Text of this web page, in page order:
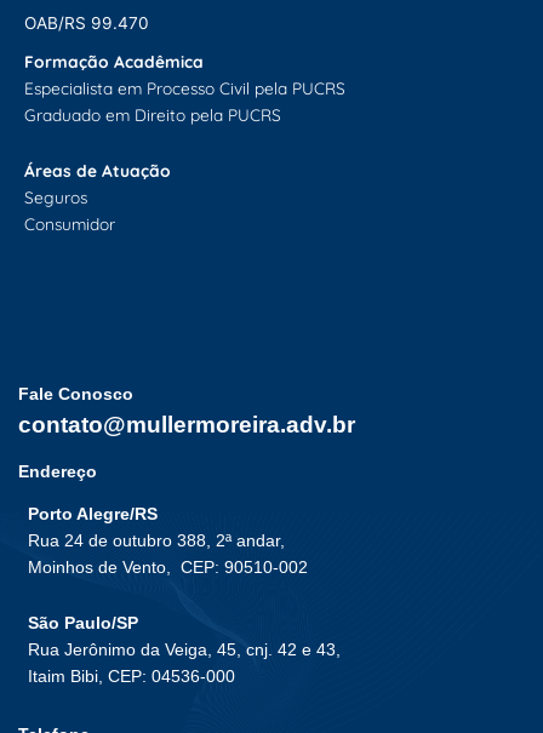
OAB/RS 99.470
Formação Acadêmica
Especialista em Processo Civil pela PUCRS
Graduado em Direito pela PUCRS
Áreas de Atuação
Seguros
Consumidor
Fale Conosco
contato@mullermoreira.adv.br
Endereço
Porto Alegre/RS
Rua 24 de outubro 388, 2ª andar,
Moinhos de Vento, CEP: 90510-002
São Paulo/SP
Rua Jerônimo da Veiga, 45, cnj. 42 e 43,
Itaim Bibi, CEP: 04536-000